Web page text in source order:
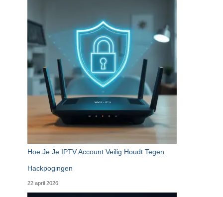
Hoe Je Je IPTV Account Veilig Houdt Tegen
Hackpogingen
22 april 2026